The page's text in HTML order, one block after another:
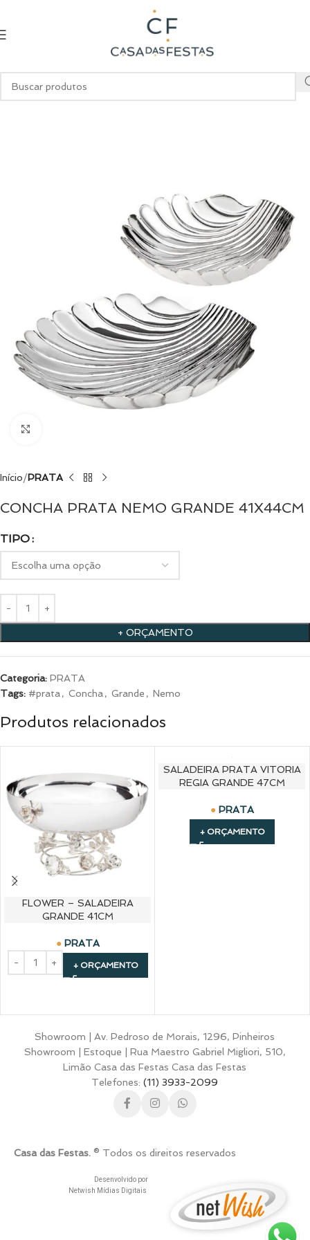
Início PRATA
CONCHA PRATA NEMO GRANDE 41X44CM
TIPO
+ ORÇAMENTO
Categoria: PRATA
Tags: #prata, Concha, Grande , Nemo
Produtos relacionados
FLOWER – SALADEIRA
GRANDE 41CM
PRATA
+ ORÇAMENTO
SALADEIRA PRATA VITORIA
REGIA GRANDE 47CM
PRATA
+ ORÇAMENTO
Showroom | Av. Pedroso de Morais, 1296, Pinheiros
Showroom | Estoque | Rua Maestro Gabriel Migliori, 510,
Limão Casa das Festas Casa das Festas
Telefones:(11) 3933-2099
Casa das Festas. ® Todos os direitos reservados
Desenvolvido por
Netwish Mídias Digitais